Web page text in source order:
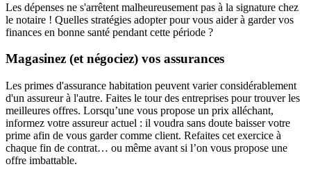
Les dépenses ne s'arrêtent malheureusement pas à la signature chez
le notaire ! Quelles stratégies adopter pour vous aider à garder vos
finances en bonne santé pendant cette période ?
Magasinez (et négociez) vos assurances
Les primes d'assurance habitation peuvent varier considérablement
d'un assureur à l'autre. Faites le tour des entreprises pour trouver les
meilleures offres. Lorsqu’une vous propose un prix alléchant,
informez votre assureur actuel : il voudra sans doute baisser votre
prime afin de vous garder comme client. Refaites cet exercice à
chaque fin de contrat… ou même avant si l’on vous propose une
offre imbattable.